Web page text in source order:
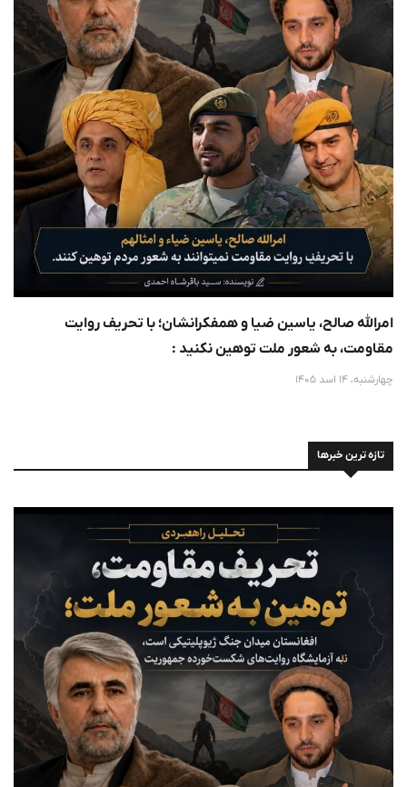
امرالله صالح، یاسین ضیا و همفکرانشان؛ با تحریف روایت
مقاومت، به شعور ملت توهین نکنید :
چهارشنبه، 14 اسد 1405
تازه ترین خبرها